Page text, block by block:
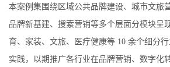
本案例集围绕区域公共品牌建设、城市文旅
品牌新基建、搜索营销等多个层面分模块呈
育、家装、文旅、医疗健康等 10 余个细分
实践，以期推广各行业在品牌营销、数字化